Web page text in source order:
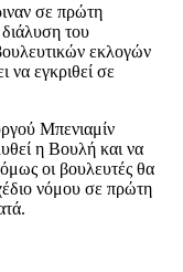
σε πρώτη
του
εκλογών
να εγκριθεί σε
Μπενιαμίν
η Βουλή και να
οι βουλευτές θα
νόμου σε πρώτη